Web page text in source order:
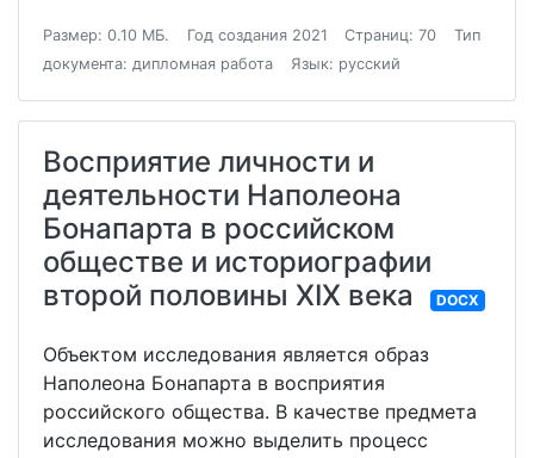
Размер: 0.10 МБ. Год создания 2021 Страниц: 70
Тип
документа: дипломная работа
Язык: русский
Восприятие личности и
деятельности Наполеона
Бонапарта в российском
обществе и историографии
второй половины XIX века
DOCX
Объектом исследования является образ
Наполеона Бонапарта в восприятия
российского общества. В качестве предмета
исследования можно выделить процесс